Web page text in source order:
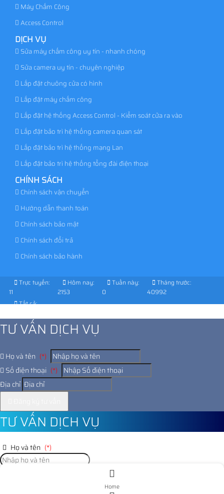
Máy Chấm Công
Access Control
DỊCH VỤ
Sửa máy chấm công uy tín - nhanh chóng
Sửa camera uy tín - chuyên nghiệp
Lắp đặt chuông cửa có hình
Lắp đặt máy chấm công
Lắp đặt hệ thống Access Control - Kiểm soát cửa ra vào
Lắp đặt bảo trì hệ thống camera quan sát
Lắp đặt bảo trì hệ thống mạng Lan
Lắp đặt bảo trì hệ thống tổng đài điện thoại
CHÍNH SÁCH
Chính sách vận chuyển
Hướng dẫn thanh toán
Chính sách bảo mật
Chính sách đổi trả
Chính sách bảo hành
Trực tuyến:
11
Hôm nay:
2153
Tuần này:
0
Tháng trước:
40992
Tất cả:
TƯ VẤN DỊCH VỤ
Họ và tên (*)
Số điện thoại (*)
Địa chỉ
TƯ VẤN DỊCH VỤ
Họ và tên (*)
Home